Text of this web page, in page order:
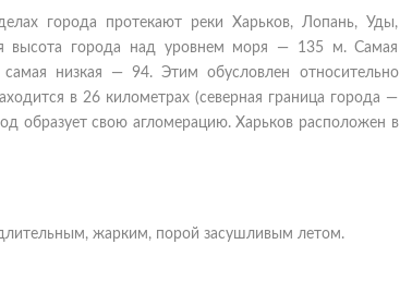
города протекают реки Харьков, Лопань, Уды,
высота города над уровнем моря — 135 м. Самая
низкая — 94. Этим обусловлен относительно
в 26 километрах (северная граница города —
образует свою агломерацию. Харьков расположен в
жарким, порой засушливым летом.